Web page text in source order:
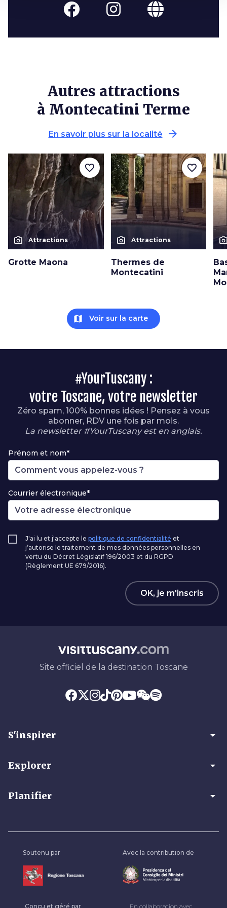
Autres attractions
à Montecatini Terme
En savoir plus sur la localité arrow_forward
photo_camera Attractions
Grotte Maona
favorite_border
photo_camera Attractions
Thermes de
Montecatini
favorite_border
map Voir sur la carte
#YourTuscany :
votre Toscane, votre newsletter
Zéro spam, 100% bonnes idées ! Pensez à vous
abonner, RDV une fois par mois.
La newsletter #YourTuscany est en anglais.
Prénom et nom*
Courrier électronique*
J'ai lu et j'accepte le politique de confidentialité et
j’autorise le traitement de mes données personnelles en
vertu du Décret Législatif 196/2003 et du RGPD
(Règlement UE 679/2016).
OK, je m'inscris
Site officiel de la destination Toscane
S'inspirer arrow_drop_down
Explorer arrow_drop_down
Planifier arrow_drop_down
Soutenu par Avec la contribution de
Conçu et géré par En collaboration avec